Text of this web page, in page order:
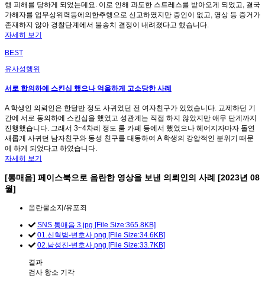
행 피해를 당하게 되었는데요. 이로 인해 과도한 스트레스를 받아오게 되었고, 결국
가해자를 업무상위력등에의한추행으로 신고하였지만 증인이 없고, 영상 등 증거가
존재하지 않아 경찰단계에서 불송치 결정이 내려졌다고 했습니다.
자세히 보기
BEST
유사성행위
서로 합의하에 스킨십 했으나 억울하게 고소당한 사례
A 학생인 의뢰인은 한달반 정도 사귀었던 전 여자친구가 있었습니다. 교제하던 기
간에 서로 동의하에 스킨십을 했었고 성관계는 직접 하지 않았지만 애무 단계까지
진행했습니다. 그래서 3~4차례 정도 룸 카페 등에서 했었으나 헤어지자마자 돌연
새롭게 사귀던 남자친구와 동성 친구를 대동하여 A 학생의 강압적인 분위기 때문
에 하게 되었다고 하였습니다.
자세히 보기
[통매음] 페이스북으로 음란한 영상을 보낸 의뢰인의 사례 [2023년 08
월]
음란물소지/유포죄
SNS 통매음 3.jpg [File Size:365.8KB]
01.신혁범-변호사.png [File Size:34.6KB]
02.남성진-변호사.png [File Size:33.7KB]
결과
검사 항소 기각